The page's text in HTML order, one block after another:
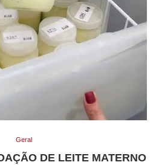
Geral
DE LEITE MATERNO